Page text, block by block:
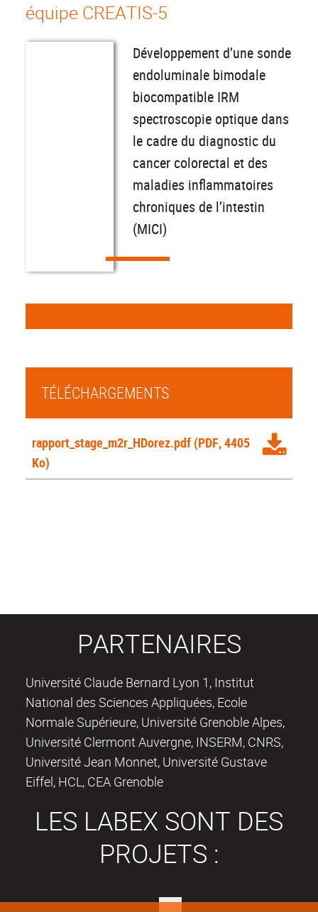
équipe CREATIS-5
Développement d’une sonde
endoluminale bimodale
biocompatible IRM
spectroscopie optique dans
le cadre du diagnostic du
cancer colorectal et des
maladies inflammatoires
chroniques de l’intestin
(MICI)
TÉLÉCHARGEMENTS
rapport_stage_m2r_HDorez.pdf (PDF, 4405
Ko)
PARTENAIRES
Université Claude Bernard Lyon 1, Institut
National des Sciences Appliquées, Ecole
Normale Supérieure, Université Grenoble Alpes,
Université Clermont Auvergne, INSERM, CNRS,
Université Jean Monnet, Université Gustave
Eiffel, HCL, CEA Grenoble
LES LABEX SONT DES
PROJETS :